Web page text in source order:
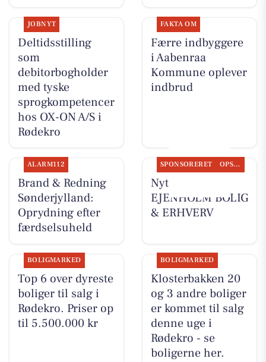
JOBNYT
Deltidsstilling
som
debitorbogholder
med tyske
sprogkompetencer
hos OX-ON A/S i
Rødekro
FAKTA OM
Færre indbyggere
i Aabenraa
Kommune oplever
indbrud
ALARM112
Brand & Redning
Sønderjylland:
Oprydning efter
færdselsuheld
SPONSORERET OPSLAGSTAVLEN
Nyt fra
EJENHOLM BOLIG
& ERHVERV
BOLIGMARKED
Top 6 over dyreste
boliger til salg i
Rødekro. Priser op
til 5.500.000 kr
BOLIGMARKED
Klosterbakken 20
og 3 andre boliger
er kommet til salg
denne uge i
Rødekro - se
boligerne her.